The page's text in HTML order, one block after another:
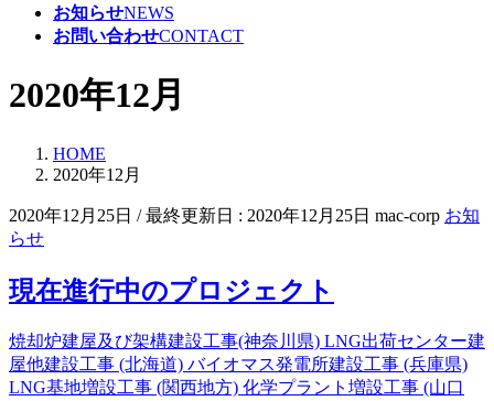
お知らせNEWS
お問い合わせCONTACT
2020年12月
HOME
2020年12月
2020年12月25日 / 最終更新日 : 2020年12月25日 mac-corp お知
らせ
現在進行中のプロジェクト
焼却炉建屋及び架構建設工事(神奈川県) LNG出荷センター建
屋他建設工事 (北海道) バイオマス発電所建設工事 (兵庫県)
LNG基地増設工事 (関西地方) 化学プラント増設工事 (山口